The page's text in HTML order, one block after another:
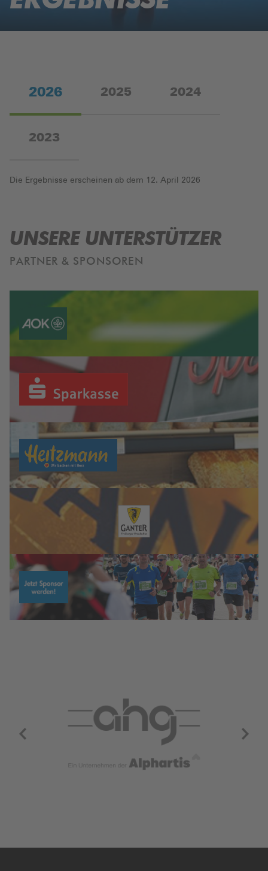
BÜRGER MAULTASCHEN-PARTY
IMPRESSIONEN
ANWOHNERINFO
MEIN FREIBURG
KONTAKT
2026 2025 2024
2023
Die Ergebnisse erscheinen ab dem 12. April 2026
UNSERE UNTERSTÜTZER
PARTNER & SPONSOREN